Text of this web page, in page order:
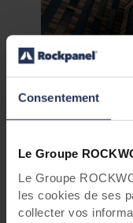
Consentement
Le Groupe
Le Groupe
les cookies de ses
collecter vos
Nul ne saurait
s’agit de
panneaux aux